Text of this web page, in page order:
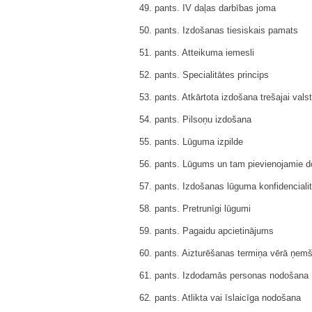
49. pants. IV daļas darbības joma
50. pants. Izdošanas tiesiskais pamats
51. pants. Atteikuma iemesli
52. pants. Specialitātes princips
53. pants. Atkārtota izdošana trešajai
54. pants. Pilsoņu izdošana
55. pants. Lūguma izpilde
56. pants. Lūgums un tam pievienojamie
57. pants. Izdošanas lūguma
58. pants. Pretrunīgi lūgumi
59. pants. Pagaidu apcietinājums
60. pants. Aizturēšanas termiņa vērā
61. pants. Izdodamās personas nodošana
62. pants. Atlikta vai īslaicīga nodošana